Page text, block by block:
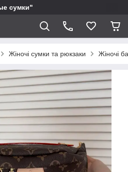
сумки"
Жіночі сумки та рюкзаки Жіночі